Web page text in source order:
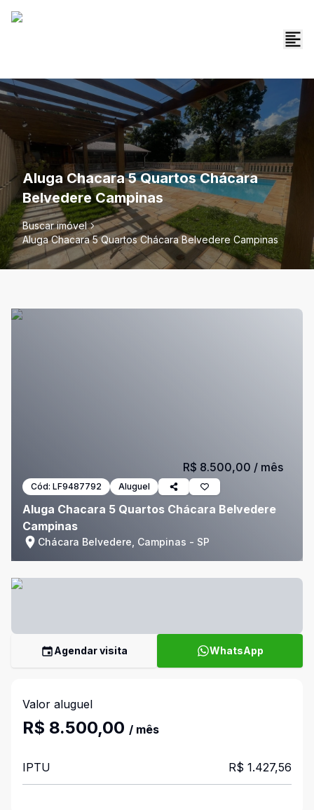
Aluga Chacara 5 Quartos Chácara
Belvedere Campinas
Buscar imóvel
Aluga Chacara 5 Quartos Chácara Belvedere Campinas
Cód: LF9487792 Aluguel
Aluga Chacara 5 Quartos Chácara Belvedere
Campinas
Chácara Belvedere, Campinas - SP
R$ 8.500,00 / mês
Agendar visita WhatsApp
Valor aluguel
R$ 8.500,00 / mês
IPTU R$ 1.427,56